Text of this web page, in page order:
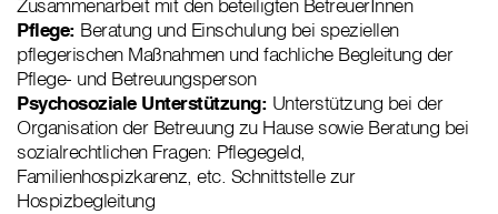
Zusammenarbeit mit den beteiligten BetreuerInnen
Pflege: Beratung und Einschulung bei speziellen
pflegerischen Maßnahmen und fachliche Begleitung der
Pflege- und Betreuungsperson
Psychosoziale Unterstützung: Unterstützung bei der
Organisation der Betreuung zu Hause sowie Beratung bei
sozialrechtlichen Fragen: Pflegegeld,
Familienhospizkarenz, etc. Schnittstelle zur
Hospizbegleitung